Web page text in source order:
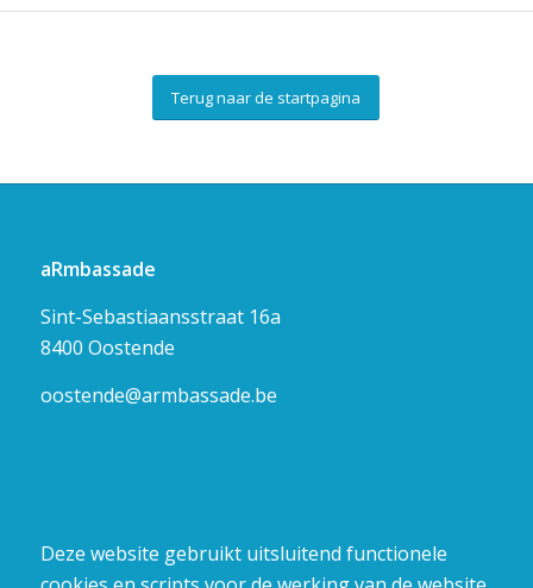
Terug naar de startpagina
aRmbassade
Sint-Sebastiaansstraat 16a
8400 Oostende
oostende@armbassade.be
Deze website gebruikt uitsluitend functionele